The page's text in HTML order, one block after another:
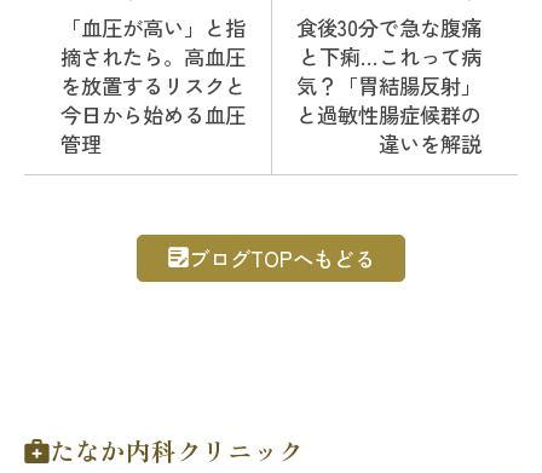
「血圧が高い」と指
摘されたら。高血圧
を放置するリスクと
今日から始める血圧
管理
食後30分で急な腹痛
と下痢…これって病
気？「胃結腸反射」
と過敏性腸症候群の
違いを解説
ブログTOPへもどる
たなか内科クリニック